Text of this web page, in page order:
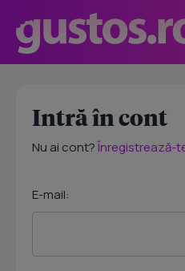
Intră în cont
Nu ai cont?Înregistrează-
E-mail: